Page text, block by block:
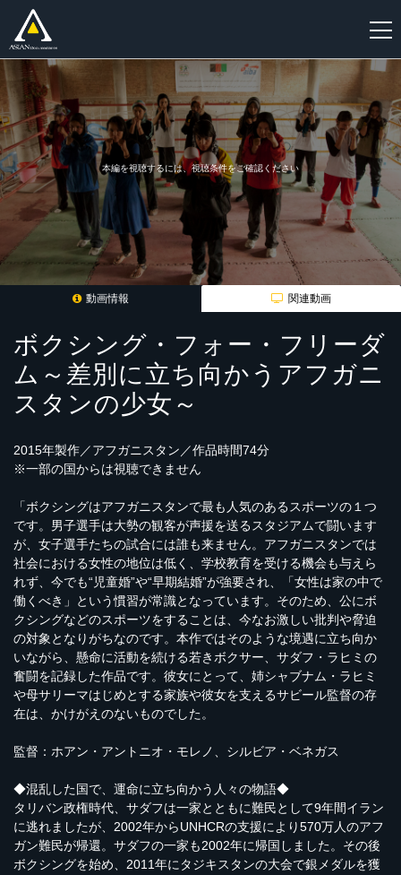
規
登
録
本編を視聴するには、視聴条件をご確認ください
動画情報 関連動画
ボクシング・フォー・フリーダ
ム～差別に立ち向かうアフガニ
スタンの少女～
2015年製作／アフガニスタン／作品時間74分
※一部の国からは視聴できません
「ボクシングはアフガニスタンで最も人気のあるスポーツの１つ
です。男子選手は大勢の観客が声援を送るスタジアムで闘います
が、女子選手たちの試合には誰も来ません。アフガニスタンでは
社会における女性の地位は低く、学校教育を受ける機会も与えら
れず、今でも“児童婚”や“早期結婚”が強要され、「女性は家の中で
働くべき」という慣習が常識となっています。そのため、公にボ
クシングなどのスポーツをすることは、今なお激しい批判や脅迫
の対象となりがちなのです。本作ではそのような境遇に立ち向か
いながら、懸命に活動を続ける若きボクサー、サダフ・ラヒミの
奮闘を記録した作品です。彼女にとって、姉シャブナム・ラヒミ
や母サリーマはじめとする家族や彼女を支えるサビール監督の存
在は、かけがえのないものでした。
監督：ホアン・アントニオ・モレノ、シルビア・ベネガス
◆混乱した国で、運命に立ち向かう人々の物語◆
タリバン政権時代、サダフは一家とともに難民として9年間イラン
に逃れましたが、2002年からUNHCRの支援により570万人のアフ
ガン難民が帰還。サダフの一家も2002年に帰国しました。その後
ボクシングを始め、2011年にタジキスタンの大会で銀メダルを獲